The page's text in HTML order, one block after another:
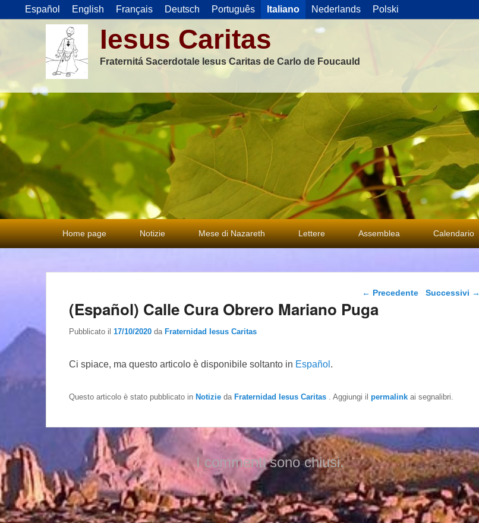
Español English Français Deutsch Português Italiano Nederlands Polski
Iesus Caritas
Fraternitá Sacerdotale Iesus Caritas de Carlo de Foucauld
Menu
principale
Home page Notizie Mese di Nazareth Lettere Assemblea Calendario
Navigazione articolo
← Precedente Successivi →
(Español) Calle Cura Obrero Mariano Puga
Pubblicato il 17/10/2020 da Fraternidad Iesus Caritas
Ci spiace, ma questo articolo è disponibile soltanto in Español .
Questo articolo è stato pubblicato in Notizie da Fraternidad Iesus Caritas . Aggiungi il permalink ai segnalibri.
I commenti sono chiusi.